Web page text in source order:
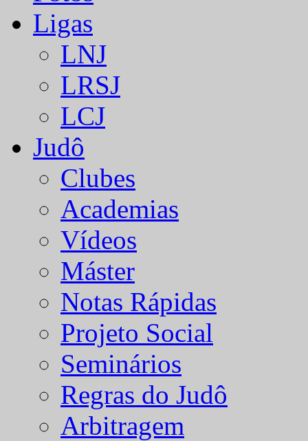
Ligas
LNJ
LRSJ
LCJ
Judô
Clubes
Academias
Vídeos
Máster
Notas Rápidas
Projeto Social
Seminários
Regras do Judô
Arbitragem